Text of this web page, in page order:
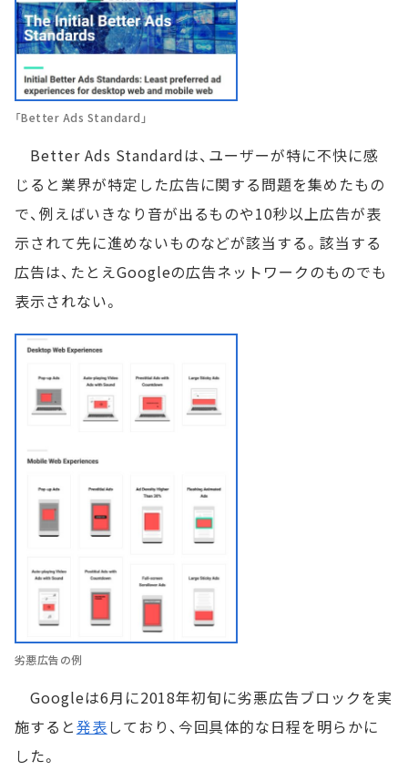
「Better Ads Standard」
Better Ads Standardは、ユーザーが特に不快に感
じると業界が特定した広告に関する問題を集めたもの
で、例えばいきなり音が出るものや10秒以上広告が表
示されて先に進めないものなどが該当する。該当する
広告は、たとえGoogleの広告ネットワークのものでも
表示されない。
劣悪広告の例
Googleは6月に2018年初旬に劣悪広告ブロックを実
施すると発表しており、今回具体的な日程を明らかに
した。